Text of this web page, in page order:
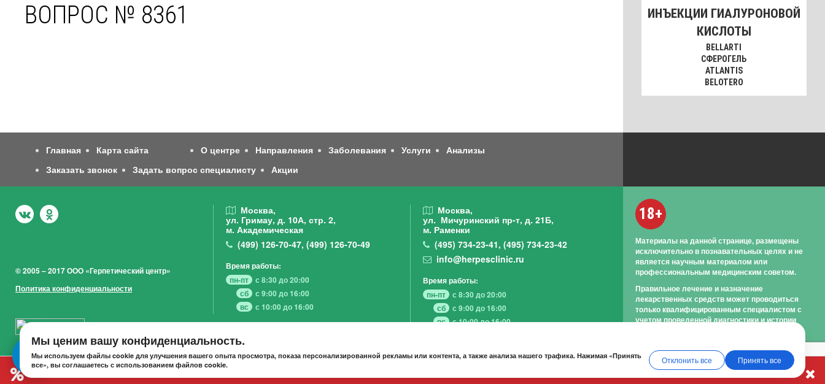
ВОПРОС № 8361
ИНЪЕКЦИИ ГИАЛУРОНОВОЙ
КИСЛОТЫ
BELLARTI
СФЕРОГЕЛЬ
ATLANTIS
BELOTERO
Главная Карта сайта О центре Направления Заболевания Услуги
Анализы
Заказать звонок
Задать вопрос специалисту Акции
© 2005 – 2017 ООО «Герпетический центр»
Политика конфиденциальности
Москва,
ул. Гримау, д. 10А, стр. 2,
м. Академическая
(499) 126-70-47, (499) 126-70-49
Время работы:
пн-пт
с 8:30 до 20:00
сб
с 9:00 до 16:00
вс
с 10:00 до 16:00
Москва,
ул. Мичуринский пр-т, д. 21Б,
м. Раменки
(495)734-23-41,(495)734-23-42
info@herpesclinic.ru
Время работы:
пн-пт
с 8:30 до 20:00
сб
с 9:00 до 16:00
вс
с 10:00 до 16:00
18+
Материалы на данной странице, размещены
исключительно в познавательных целях и не
является научным материалом или
профессиональным медицинским советом.
Правильное лечение и назначение
лекарственных средств может проводиться
только квалифицированным специалистом с
учетом проведенной диагностики и истории
Мы ценим вашу конфиденциальность.
Мы используем файлы cookie для улучшения вашего опыта просмотра, показа персонализированной рекламы или контента, а также анализа нашего трафика. Нажимая «Принять
все», вы соглашаетесь с использованием файлов cookie.
Отклонить все Принять все